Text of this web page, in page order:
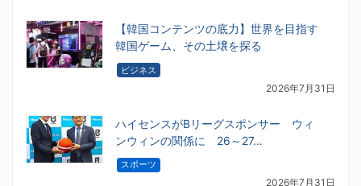
【韓国コンテンツの底力】世界を目指す
韓国ゲーム、その土壌を探る
ビジネス
2026年7月31日
ハイセンスがBリーグスポンサー ウィ
ンウィンの関係に 26～27…
スポーツ
2026年7月31日